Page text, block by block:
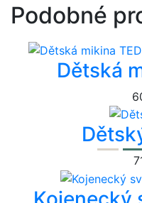
Podobné
Dětská